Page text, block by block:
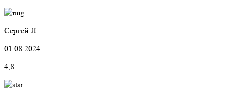
Сергей Л.
01.08.2024
4,8